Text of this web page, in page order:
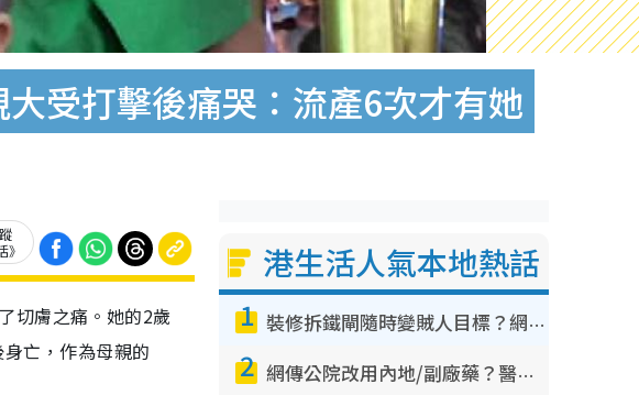
受打擊後痛哭：流產6次才有她
》
切膚之痛。她的2歲
亡，作為母親的
港生活人氣本地熱話
1 裝修拆鐵閘隨時變賊人目標？網民揭2大關鍵用途：裝新式等於白裝？附新舊鐵閘分別
2 網傳公院改用內地/副廠藥？醫生拆解正副廠分別 揭4類人換藥隨時出事